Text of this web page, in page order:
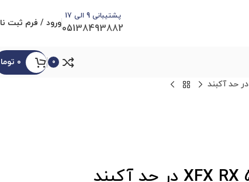
پشتیبانی 9 الی 17
05138493882ورود / فرم ثبت
0 ۰